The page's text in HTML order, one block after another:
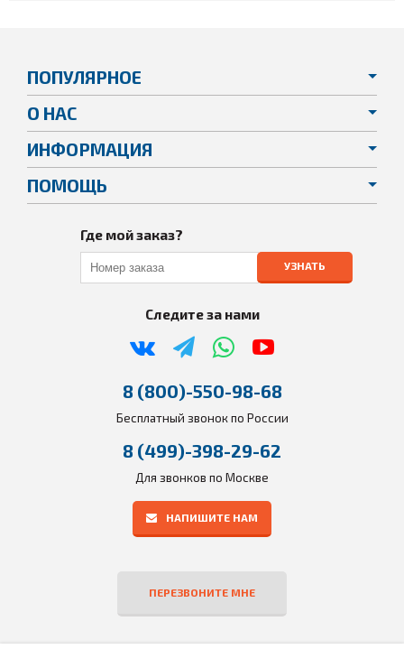
ПОПУЛЯРНОЕ
О НАС
ИНФОРМАЦИЯ
ПОМОЩЬ
Где мой заказ?
УЗНАТЬ
Следите за нами
8 (800)-550-98-68
Бесплатный звонок по России
8 (499)-398-29-62
Для звонков по Москве
НАПИШИТЕ НАМ
ПЕРЕЗВОНИТЕ МНЕ